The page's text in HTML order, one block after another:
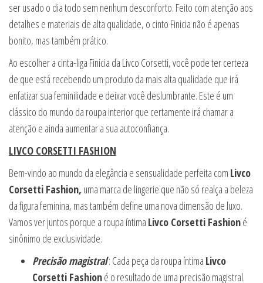
ser usado o dia todo sem nenhum desconforto. Feito com atenção aos
detalhes e materiais de alta qualidade, o cinto Finicia não é apenas
bonito, mas também prático.
Ao escolher a cinta-liga Finicia da Livco Corsetti, você pode ter certeza
de que está recebendo um produto da mais alta qualidade que irá
enfatizar sua feminilidade e deixar você deslumbrante. Este é um
clássico do mundo da roupa interior que certamente irá chamar a
atenção e ainda aumentar a sua autoconfiança.
LIVCO CORSETTI FASHION
Bem-vindo ao mundo da elegância e sensualidade perfeita com Livco
Corsetti Fashion, uma marca de lingerie que não só realça a beleza
da figura feminina, mas também define uma nova dimensão de luxo.
Vamos ver juntos porque a roupa íntima Livco Corsetti Fashioné
sinônimo de exclusividade.
Precisão magistral: Cada peça da roupa íntima Livco
Corsetti Fashioné o resultado de uma precisão magistral.